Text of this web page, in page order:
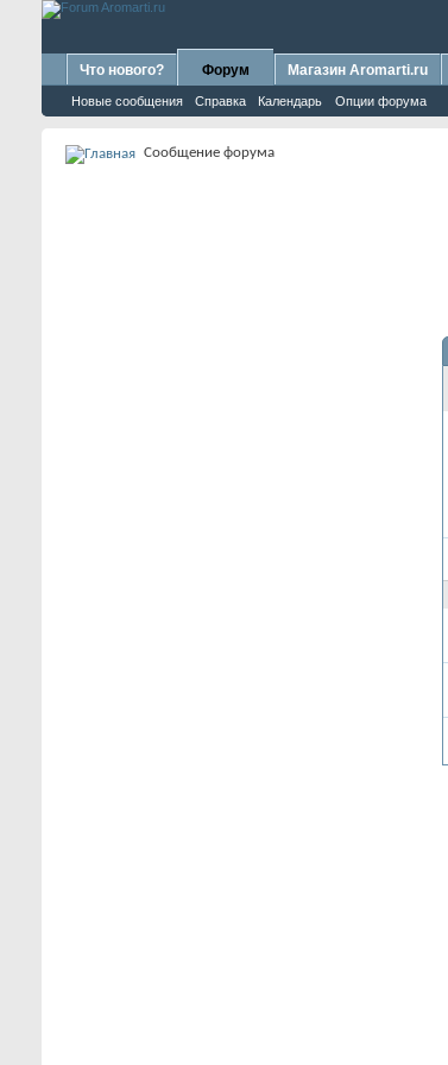
Что нового? Форум
Новые сообщения Справка Календарь Опции форума
Магазин Aromarti.ru
Сообщение форума